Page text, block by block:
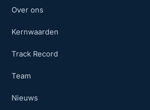
Over ons
Kernwaarden
Track Record
Team
Nieuws